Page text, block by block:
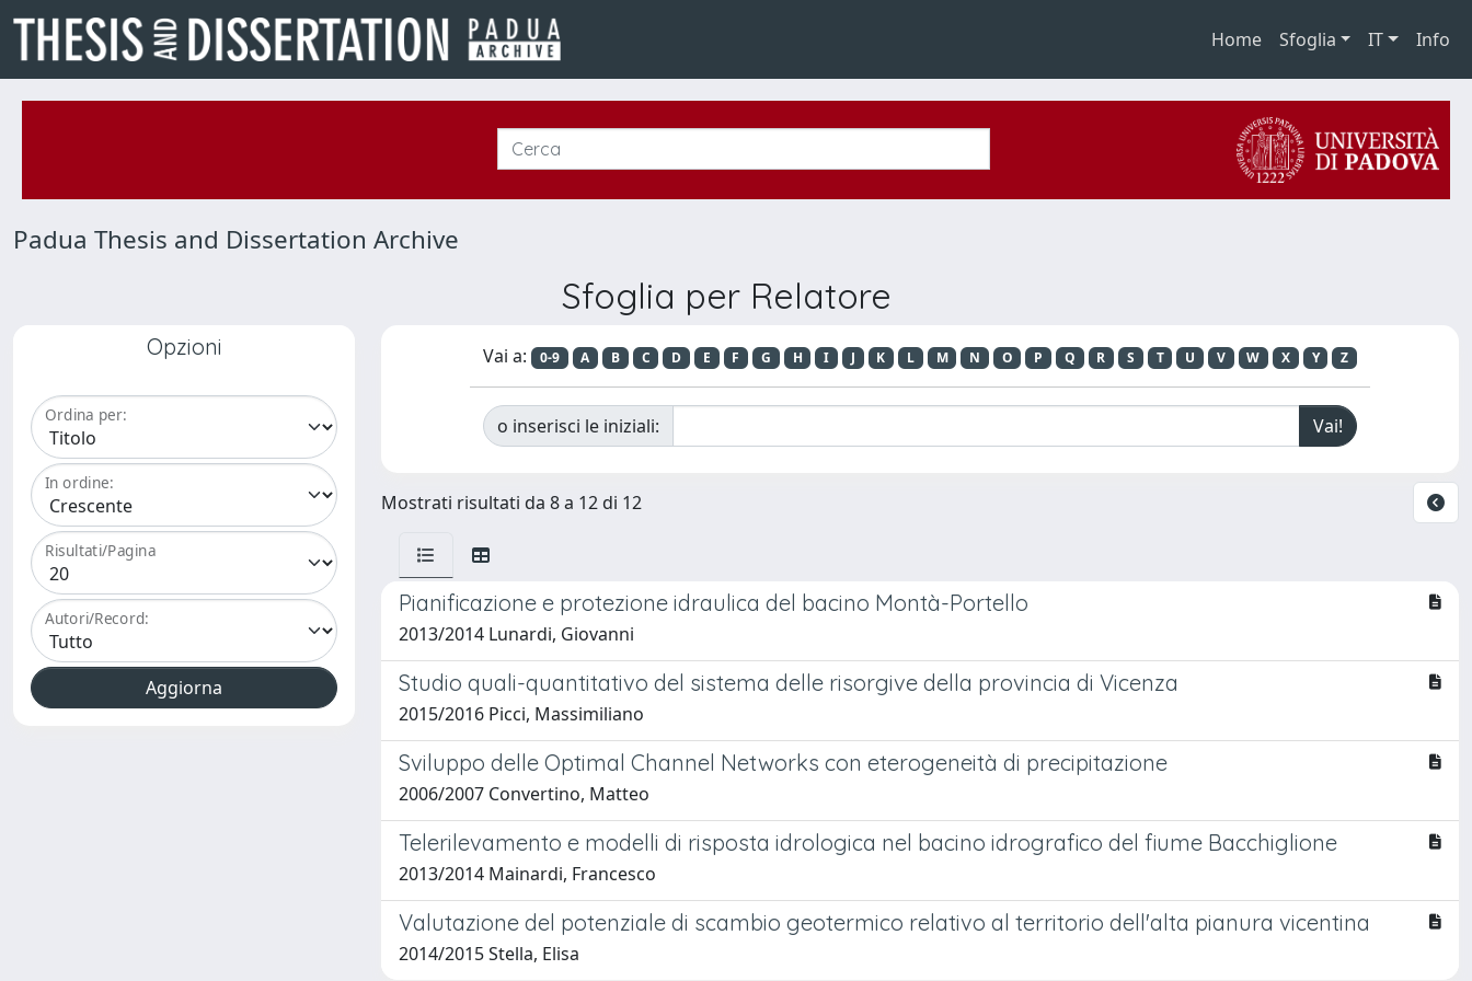
Home Sfoglia IT Info
Padua Thesis and Dissertation Archive
Sfoglia per Relatore
Opzioni
Ordina per:
In ordine:
Risultati/Pagina
Autori/Record:
Vai a: 0-9 A B C D E F G H I J K L M N O P Q R S T U V W X Y Z
o inserisci le iniziali:
Mostrati risultati da 8 a 12 di 12
Pianificazione e protezione idraulica del bacino Montà-Portello
2013/2014 Lunardi, Giovanni
Studio quali-quantitativo del sistema delle risorgive della provincia di Vicenza
2015/2016 Picci, Massimiliano
Sviluppo delle Optimal Channel Networks con eterogeneità di precipitazione
2006/2007 Convertino, Matteo
Telerilevamento e modelli di risposta idrologica nel bacino idrografico del fiume Bacchiglione
2013/2014 Mainardi, Francesco
Valutazione del potenziale di scambio geotermico relativo al territorio dell'alta pianura vicentina
2014/2015 Stella, Elisa